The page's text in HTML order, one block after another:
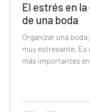
El estrés en
de una boda
Organizar una boda
muy estresante. Es
más importantes